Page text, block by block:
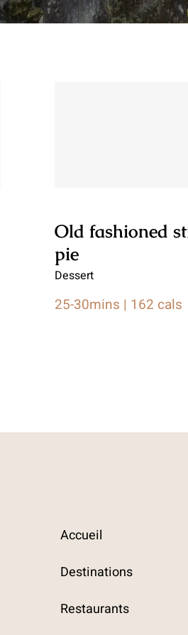
Old fashioned
pie
Dessert
25-30mins | 162 cals
Accueil
Destinations
Restaurants